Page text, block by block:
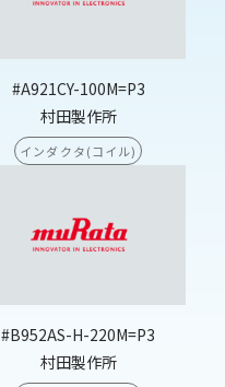
#A921CY-100M=P3
村田製作所
インダクタ(コイル)
#B952AS-H-220M=P3
村田製作所